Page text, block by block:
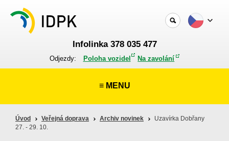
Infolinka 378 035 477
Odjezdy: Poloha vozidel Na zavolání
≡ MENU
Úvod Veřejná doprava Archiv novinek
Uzavírka Dobřany
27. - 29. 10.